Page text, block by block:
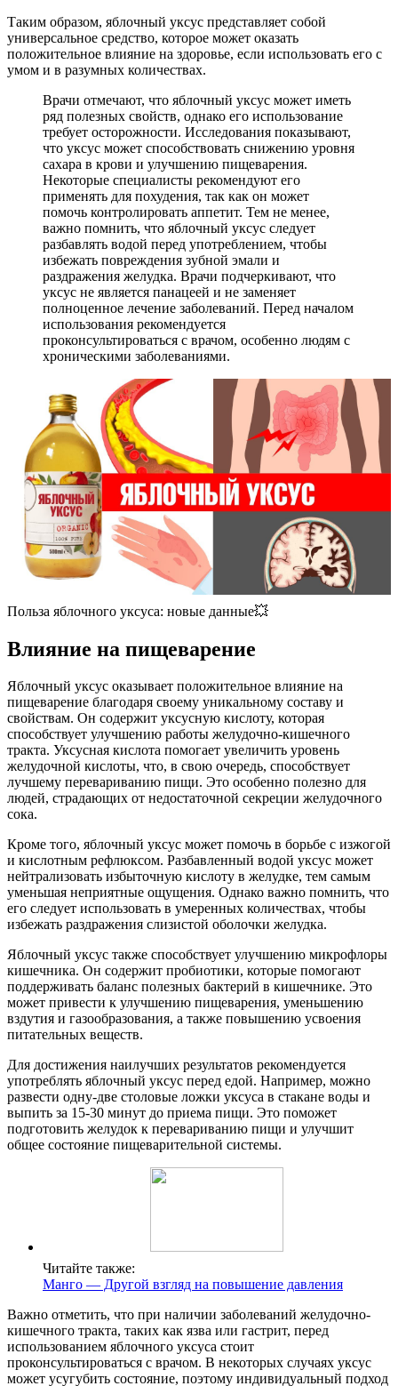
Таким образом, яблочный уксус представляет собой
универсальное средство, которое может оказать
положительное влияние на здоровье, если использовать его с
умом и в разумных количествах.
Врачи отмечают, что яблочный уксус может иметь
ряд полезных свойств, однако его использование
требует осторожности. Исследования показывают,
что уксус может способствовать снижению уровня
сахара в крови и улучшению пищеварения.
Некоторые специалисты рекомендуют его
применять для похудения, так как он может
помочь контролировать аппетит. Тем не менее,
важно помнить, что яблочный уксус следует
разбавлять водой перед употреблением, чтобы
избежать повреждения зубной эмали и
раздражения желудка. Врачи подчеркивают, что
уксус не является панацеей и не заменяет
полноценное лечение заболеваний. Перед началом
использования рекомендуется
проконсультироваться с врачом, особенно людям с
хроническими заболеваниями.
Польза яблочного уксуса: новые данные💥
Влияние на пищеварение
Яблочный уксус оказывает положительное влияние на
пищеварение благодаря своему уникальному составу и
свойствам. Он содержит уксусную кислоту, которая
способствует улучшению работы желудочно-кишечного
тракта. Уксусная кислота помогает увеличить уровень
желудочной кислоты, что, в свою очередь, способствует
лучшему перевариванию пищи. Это особенно полезно для
людей, страдающих от недостаточной секреции желудочного
сока.
Кроме того, яблочный уксус может помочь в борьбе с изжогой
и кислотным рефлюксом. Разбавленный водой уксус может
нейтрализовать избыточную кислоту в желудке, тем самым
уменьшая неприятные ощущения. Однако важно помнить, что
его следует использовать в умеренных количествах, чтобы
избежать раздражения слизистой оболочки желудка.
Яблочный уксус также способствует улучшению микрофлоры
кишечника. Он содержит пробиотики, которые помогают
поддерживать баланс полезных бактерий в кишечнике. Это
может привести к улучшению пищеварения, уменьшению
вздутия и газообразования, а также повышению усвоения
питательных веществ.
Для достижения наилучших результатов рекомендуется
употреблять яблочный уксус перед едой. Например, можно
развести одну-две столовые ложки уксуса в стакане воды и
выпить за 15-30 минут до приема пищи. Это поможет
подготовить желудок к перевариванию пищи и улучшит
общее состояние пищеварительной системы.
Читайте также:
Манго — Другой взгляд на повышение давления
Важно отметить, что при наличии заболеваний желудочно-
кишечного тракта, таких как язва или гастрит, перед
использованием яблочного уксуса стоит
проконсультироваться с врачом. В некоторых случаях уксус
может усугубить состояние, поэтому индивидуальный подход